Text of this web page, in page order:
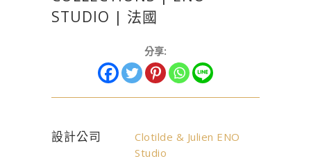
STUDIO | 法國
分享:
設計公司
Clotilde & Julien ENO
Studio